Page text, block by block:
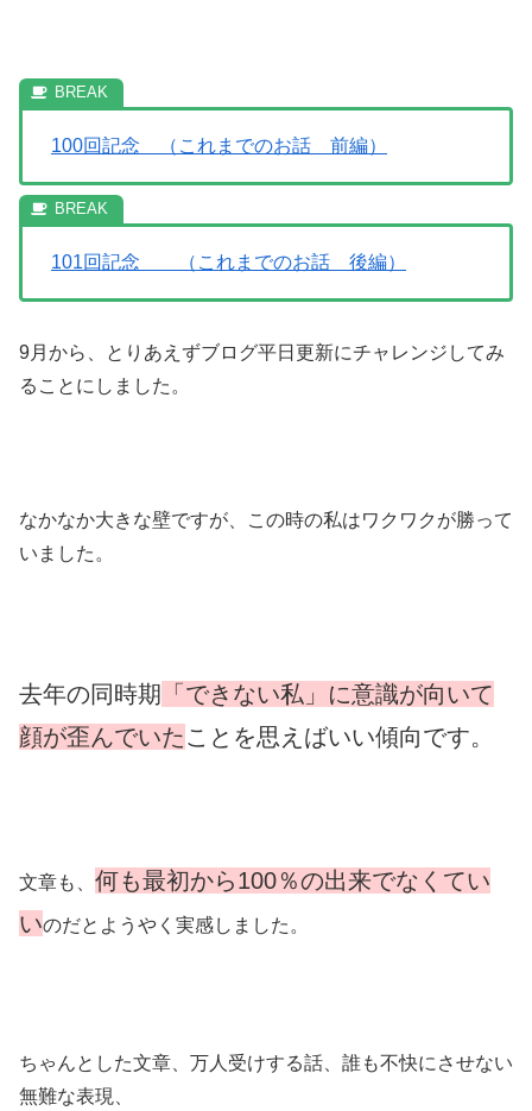
100回記念 （これまでのお話 前編）
101回記念 （これまでのお話 後編）
9月から、とりあえずブログ平日更新にチャレンジしてみ
ることにしました。
なかなか大きな壁ですが、この時の私はワクワクが勝って
いました。
去年の同時期
「できない私」に意識が向いて
顔が歪んでいたことを思えばいい傾向です。
文章も、 何も最初から100％の出来でなくてい
いのだとようやく実感しました。
ちゃんとした文章、万人受けする話、誰も不快にさせない
無難な表現、